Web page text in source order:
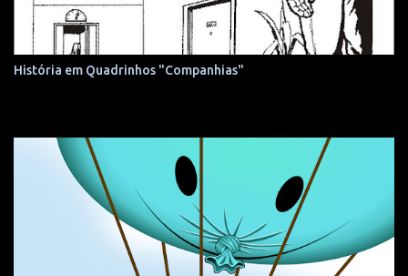
História em Quadrinhos "Companhias"